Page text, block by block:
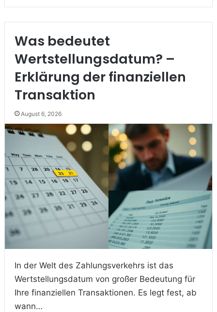
Was bedeutet
Wertstellungsdatum? –
Erklärung der finanziellen
Transaktion
August 6, 2026
In der Welt des Zahlungsverkehrs ist das
Wertstellungsdatum von großer Bedeutung für
Ihre finanziellen Transaktionen. Es legt fest, ab
wann…